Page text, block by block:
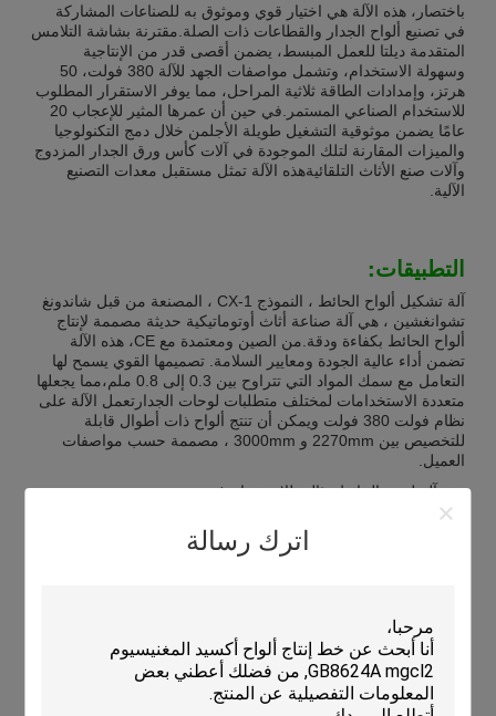
اترك رسالة
باختصار، هذه الآلة هي اختيار قوي وموثوق به للصناعات المشاركة
في تصنيع ألواح الجدار والقطاعات ذات الصلة.مقترنة بشاشة التلامس
المتقدمة ديلتا للعمل المبسط، يضمن أقصى قدر من الإنتاجية
وسهولة الاستخدام، وتشمل مواصفات الجهد للآلة 380 فولت، 50
هرتز، وإمدادات الطاقة ثلاثية المراحل، مما يوفر الاستقرار المطلوب
للاستخدام الصناعي المستمر.في حين أن عمرها المثير للإعجاب 20
عامًا يضمن موثوقية التشغيل طويلة الأجلمن خلال دمج التكنولوجيا
والميزات المقارنة لتلك الموجودة في آلات كأس ورق الجدار المزدوج
وآلات صنع الأثاث التلقائيةهذه الآلة تمثل مستقبل معدات التصنيع
الآلية.
التطبيقات:
آلة تشكيل ألواح الحائط ، النموذج CX-1 ، المصنعة من قبل شاندونغ
تشوانغشين ، هي آلة صناعة أثاث أوتوماتيكية حديثة مصممة لإنتاج
ألواح الحائط بكفاءة ودقة.من الصين ومعتمدة مع CE، هذه الآلة
تضمن أداء عالية الجودة ومعايير السلامة. تصميمها القوي يسمح لها
التعامل مع سمك المواد التي تتراوح بين 0.3 إلى 0.8 ملم،مما يجعلها
متعددة الاستخدامات لمختلف متطلبات لوحات الجدارتعمل الآلة على
نظام فولت 380 فولت ويمكن أن تنتج ألواح ذات أطوال قابلة
للتخصيص بين 2270mm و 3000mm ، مصممة حسب مواصفات
العميل.
هذه آلة لوحة الحائط مثالية للاستخدام في مجموعة متنوعة من
المناسبات التطبيقية والسيناريوهات.حيث تكون الأتمتة والدقة حاسمة
لإنتاج ألواح الجدران عالية الجودة بكفاءةقدرته على تخصيص طول
اللوحة واللون وفقًا لمتطلبات العملاء تجعله مناسبًا لمشاريع الأثاث
في بيئات التصنيع التي تكون فيها السرعة والثبات أهمية قصوى، تتفوق
آلة تشكيل لوحات الجدار CX-1 من خلال أتمتة عملية الإنتاج، وخفض
تكاليف العمالة، وزيادة الإنتاج.إنها مفيدة بشكل خاص في المصانع
التي تنتج أثاثاً أو ألواح جدارية بكميات كبيرة، مما يضمن التكافؤ